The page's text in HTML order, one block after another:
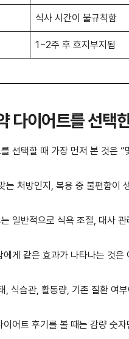
식사 시간이 불규칙함
1~2주 후 흐지부지됨
다이어트를 선택
선택할 때 가장 먼저 본 것은
는 처방인지, 복용 중 불편함이
일반적으로 식욕 조절, 대사
에게 같은 효과가 나타나는 것은
, 식습관, 활동량, 기존 질환 여
이어트 후기를 볼 때는 감량 숫